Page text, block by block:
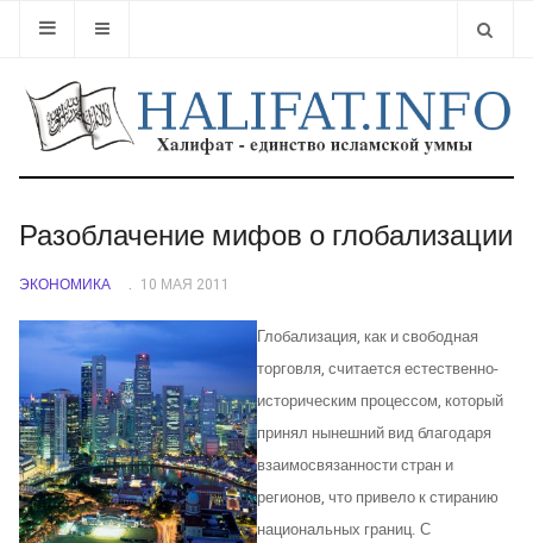
Разоблачение мифов о глобализации
ЭКОНОМИКА 10 МАЯ 2011
Глобализация, как и свободная
торговля, считается естественно-
историческим процессом, который
принял нынешний вид благодаря
взаимосвязанности стран и
регионов, что привело к стиранию
национальных границ. С